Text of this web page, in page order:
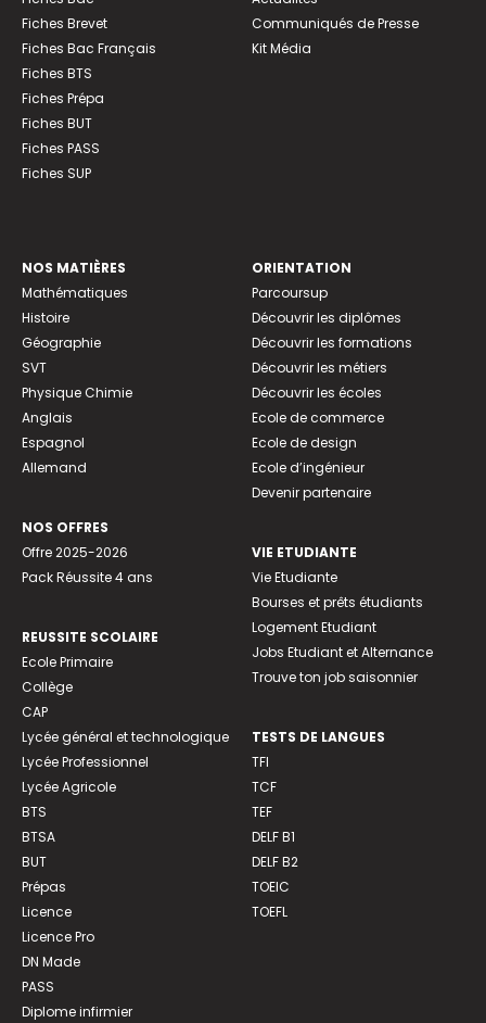
Fiches Brevet
Fiches Bac Français
Fiches BTS
Fiches Prépa
Fiches BUT
Fiches PASS
Fiches SUP
Communiqués de Presse
Kit Média
NOS MATIÈRES
Mathématiques
Histoire
Géographie
SVT
Physique Chimie
Anglais
Espagnol
Allemand
NOS OFFRES
Offre 2025-2026
Pack Réussite 4 ans
REUSSITE SCOLAIRE
Ecole Primaire
Collège
CAP
Lycée général et technologique
Lycée Professionnel
Lycée Agricole
BTS
BTSA
BUT
Prépas
Licence
Licence Pro
DN Made
PASS
Diplome infirmier
ORIENTATION
Parcoursup
Découvrir les diplômes
Découvrir les formations
Découvrir les métiers
Découvrir les écoles
Ecole de commerce
Ecole de design
Ecole d’ingénieur
Devenir partenaire
VIE ETUDIANTE
Vie Etudiante
Bourses et prêts étudiants
Logement Etudiant
Jobs Etudiant et Alternance
Trouve ton job saisonnier
TESTS DE LANGUES
TFI
TCF
TEF
DELF B1
DELF B2
TOEIC
TOEFL